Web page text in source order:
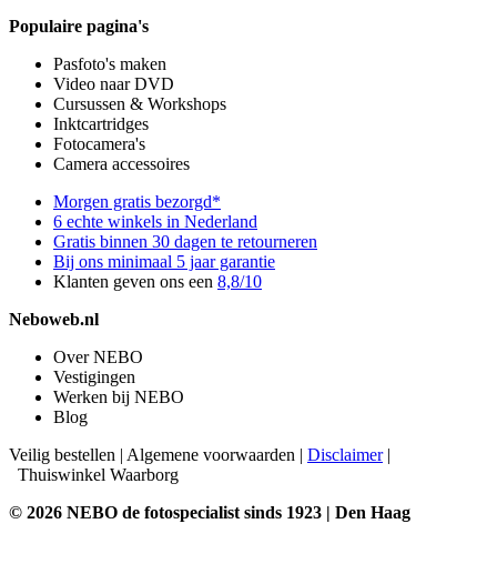
Populaire pagina's
Pasfoto's maken
Video naar DVD
Cursussen & Workshops
Inktcartridges
Fotocamera's
Camera accessoires
Morgen gratis bezorgd*
6 echte winkels in Nederland
Gratis binnen 30 dagen te retourneren
Bij ons minimaal 5 jaar garantie
Klanten geven ons een 8,8/10
Neboweb.nl
Over NEBO
Vestigingen
Werken bij NEBO
Blog
Veilig bestellen | Algemene voorwaarden | Disclaimer|
Thuiswinkel Waarborg
© 2026 NEBO de fotospecialist sinds 1923 | Den Haag